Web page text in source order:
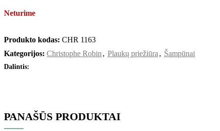
Neturime
Produkto kodas: CHR 1163
Kategorijos: Christophe Robin , Plaukų priežiūra , Šampūnai
Dalintis:
PANAŠŪS PRODUKTAI